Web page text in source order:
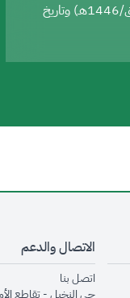
رقم (461141322/ق/1446هـ) وتاريخ
الاتصال والدعم
اتصل بنا
حي النخيل - تقاطع